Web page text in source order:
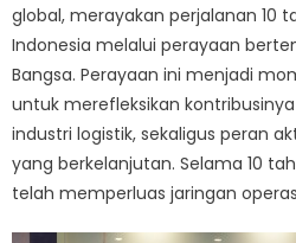
global, merayakan perjalanan 10
Indonesia melalui perayaan
Bangsa. Perayaan ini menjadi
untuk merefleksikan
industri logistik, sekaligus peran
yang berkelanjutan. Selama 10
telah memperluas jaringan